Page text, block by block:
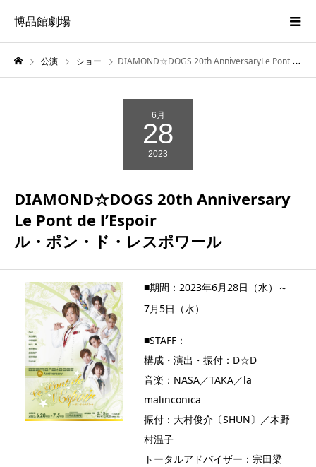
博品館劇場
公演 ショー DIAMOND☆DOGS 20th AnniversaryLe Pont de l’Espoirル・ポン・ド・レスポワール
6月
28
2023
DIAMOND☆DOGS 20th Anniversary
Le Pont de l’Espoir
ル・ポン・ド・レスポワール
■期間：2023年6月28日（水）～
7月5日（水）
■STAFF：
構成・演出・振付：D☆D
音楽：NASA／TAKA／la
malinconica
振付：大村俊介〔SHUN〕／木野
村温子
トータルアドバイザー：宗田梁